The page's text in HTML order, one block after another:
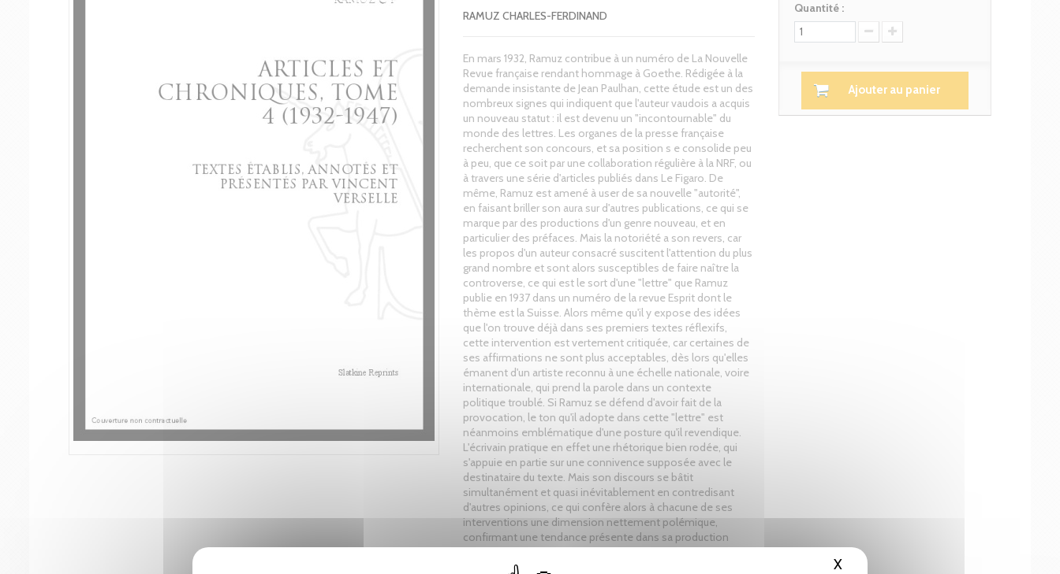
X Masquer le bandeau des cookies
RAMUZ CHARLES-FERDINAND
En mars 1932, Ramuz contribue à un numéro de La Nouvelle
Revue française rendant hommage à Goethe. Rédigée à la
demande insistante de Jean Paulhan, cette étude est un des
nombreux signes qui indiquent que l'auteur vaudois a acquis
un nouveau statut : il est devenu un "incontournable" du
monde des lettres. Les organes de la presse française
recherchent son concours, et sa position s e consolide peu
à peu, que ce soit par une collaboration régulière à la NRF, ou
à travers une série d'articles publiés dans Le Figaro. De
même, Ramuz est amené à user de sa nouvelle "autorité",
en faisant briller son aura sur d'autres publications, ce qui se
marque par des productions d'un genre nouveau, et en
particulier des préfaces. Mais la notoriété a son revers, car
les propos d'un auteur consacré suscitent l'attention du plus
grand nombre et sont alors susceptibles de faire naître la
controverse, ce qui est le sort d'une "lettre" que Ramuz
publie en 1937 dans un numéro de la revue Esprit dont le
thème est la Suisse. Alors même qu'il y expose des idées
que l'on trouve déjà dans ses premiers textes réflexifs,
cette intervention est vertement critiquée, car certaines de
ses affirmations ne sont plus acceptables, dès lors qu'elles
émanent d'un artiste reconnu à une échelle nationale, voire
internationale, qui prend la parole dans un contexte
politique troublé. Si Ramuz se défend d'avoir fait de la
provocation, le ton qu'il adopte dans cette "lettre" est
néanmoins emblématique d'une posture qu'il revendique.
L'écrivain pratique en effet une rhétorique bien rodée, qui
s'appuie en partie sur une connivence supposée avec le
destinataire du texte. Mais son discours se bâtit
simultanément et quasi inévitablement en contredisant
d'autres opinions, ce qui confère alors à chacune de ses
interventions une dimension nettement polémique,
confirmant une tendance présente dans sa production
antérieure.
Quantité :
Ajouter au panier